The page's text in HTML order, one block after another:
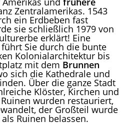
Zentralamerikas. 1543
ein Erdbeben fast
sie schließlich 1979 von
erklärt! Eine
Sie durch die bunte
Kolonialarchitektur bis
mit dem Brunnen
sich die Kathedrale und
Über die ganze Stadt
Klöster, Kirchen und
wurden restauriert,
der Großteil wurde
Ruinen belassen.